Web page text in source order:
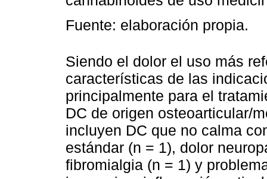
Fuente: elaboración propia.
Siendo el dolor el uso más
características de las
principalmente para el
DC de origen osteoarticular/
incluyen DC que no calma
estándar (n = 1), dolor
fibromialgia (n = 1) y